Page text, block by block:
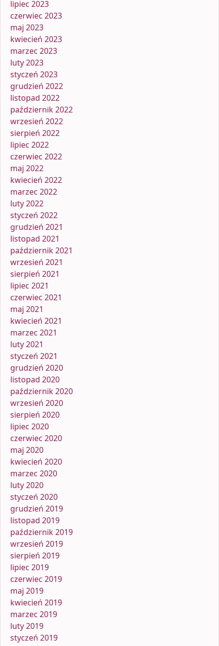
lipiec 2023
czerwiec 2023
maj 2023
kwiecień 2023
marzec 2023
luty 2023
styczeń 2023
grudzień 2022
listopad 2022
październik 2022
wrzesień 2022
sierpień 2022
lipiec 2022
czerwiec 2022
maj 2022
kwiecień 2022
marzec 2022
luty 2022
styczeń 2022
grudzień 2021
listopad 2021
październik 2021
wrzesień 2021
sierpień 2021
lipiec 2021
czerwiec 2021
maj 2021
kwiecień 2021
marzec 2021
luty 2021
styczeń 2021
grudzień 2020
listopad 2020
październik 2020
wrzesień 2020
sierpień 2020
lipiec 2020
czerwiec 2020
maj 2020
kwiecień 2020
marzec 2020
luty 2020
styczeń 2020
grudzień 2019
listopad 2019
październik 2019
wrzesień 2019
sierpień 2019
lipiec 2019
czerwiec 2019
maj 2019
kwiecień 2019
marzec 2019
luty 2019
styczeń 2019